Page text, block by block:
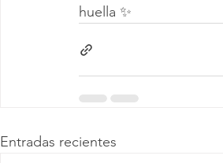
huella ✨
Entradas recientes